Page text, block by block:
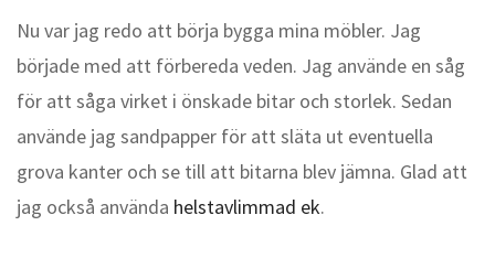
Nu var jag redo att börja bygga mina möbler. Jag
började med att förbereda veden. Jag använde en såg
för att såga virket i önskade bitar och storlek. Sedan
använde jag sandpapper för att släta ut eventuella
grova kanter och se till att bitarna blev jämna. Glad att
jag också använda helstavlimmad ek.